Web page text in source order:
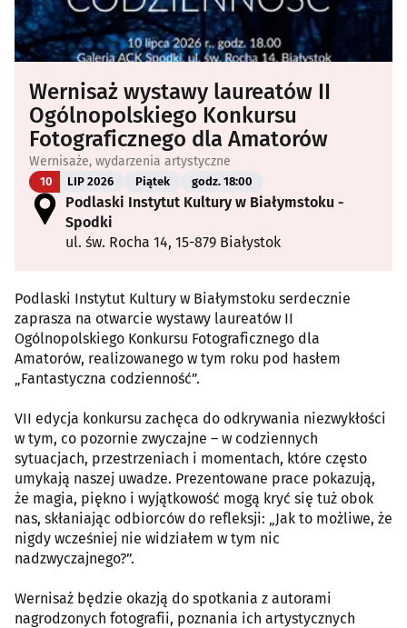
Wernisaż wystawy laureatów II
Ogólnopolskiego Konkursu
Fotograficznego dla Amatorów
Wernisaże, wydarzenia artystyczne
10 LIP 2026 Piątek godz. 18:00
Podlaski Instytut Kultury w Białymstoku -
Spodki
ul. św. Rocha 14, 15-879 Białystok
Podlaski Instytut Kultury w Białymstoku serdecznie
zaprasza na otwarcie wystawy laureatów II
Ogólnopolskiego Konkursu Fotograficznego dla
Amatorów, realizowanego w tym roku pod hasłem
„Fantastyczna codzienność”.
VII edycja konkursu zachęca do odkrywania niezwykłości
w tym, co pozornie zwyczajne – w codziennych
sytuacjach, przestrzeniach i momentach, które często
umykają naszej uwadze. Prezentowane prace pokazują,
że magia, piękno i wyjątkowość mogą kryć się tuż obok
nas, skłaniając odbiorców do refleksji: „Jak to możliwe, że
nigdy wcześniej nie widziałem w tym nic
nadzwyczajnego?”.
Wernisaż będzie okazją do spotkania z autorami
nagrodzonych fotografii, poznania ich artystycznych